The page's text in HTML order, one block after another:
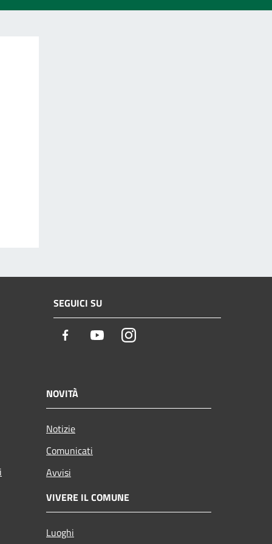
SEGUICI SU
Facebook YoutubeInstagram
NOVITÀ
Notizie
Comunicati
Avvisi
VIVERE IL COMUNE
Luoghi